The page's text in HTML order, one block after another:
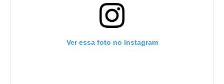
Ver essa foto no Instagram